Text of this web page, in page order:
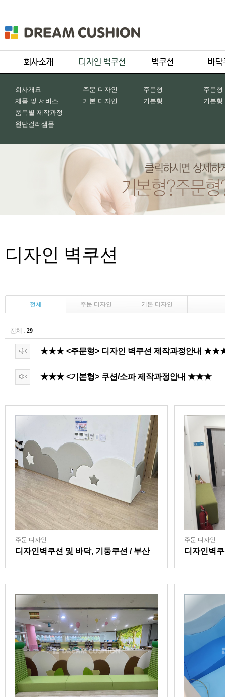
회사개요
제품 및 서비스
품목별 제작과정
원단컬러샘플
주문 디자인
기본 디자인
주문형
기본형
주문형
기본형
디자인 벽쿠션
전체 주문 디자인 기본 디자인
전체 : 29
★★★ <주문형> 디자인 벽쿠션 제작과정안내
★★★ <기본형> 쿠션/소파 제작과정안내 ★★★
주문 디자인_
디자인벽쿠션 및 바닥, 기둥쿠션 / 부산
주문 디자인_
디자인벽